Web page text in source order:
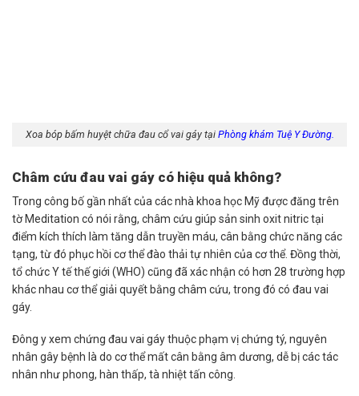
Xoa bóp bấm huyệt chữa đau cổ vai gáy tạiPhòng khám Tuệ Y Đường.
Châm cứu đau vai gáy có hiệu quả không?
Trong công bố gần nhất của các nhà khoa học Mỹ được đăng trên
tờ Meditation có nói rằng, châm cứu giúp sản sinh oxit nitric tại
điểm kích thích làm tăng dẫn truyền máu, cân bằng chức năng các
tạng, từ đó phục hồi cơ thể đào thải tự nhiên của cơ thể. Đồng thời,
tổ chức Y tế thế giới (WHO) cũng đã xác nhận có hơn 28 trường hợp
khác nhau cơ thể giải quyết bằng châm cứu, trong đó có đau vai
gáy.
Đông y xem chứng đau vai gáy thuộc phạm vị chứng tý, nguyên
nhân gây bệnh là do cơ thể mất cân bằng âm dương, dễ bị các tác
nhân như phong, hàn thấp, tà nhiệt tấn công.